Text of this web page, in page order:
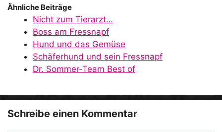
i
d
e
Ähnliche Beiträge
Nicht zum Tierarzt…
Boss am Fressnapf
Hund und das Gemüse
Schäferhund und sein Fressnapf
Dr. Sommer-Team Best of
Schreibe einen Kommentar